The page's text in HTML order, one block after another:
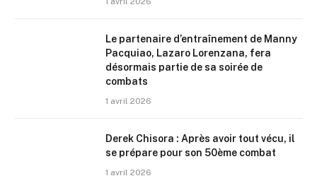
Le partenaire d’entraînement de Manny
Pacquiao, Lazaro Lorenzana, fera
désormais partie de sa soirée de
combats
1 avril 2026
Derek Chisora : Après avoir tout vécu, il
se prépare pour son 50ème combat
1 avril 2026